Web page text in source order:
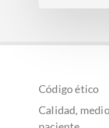
Código ético
Calidad,